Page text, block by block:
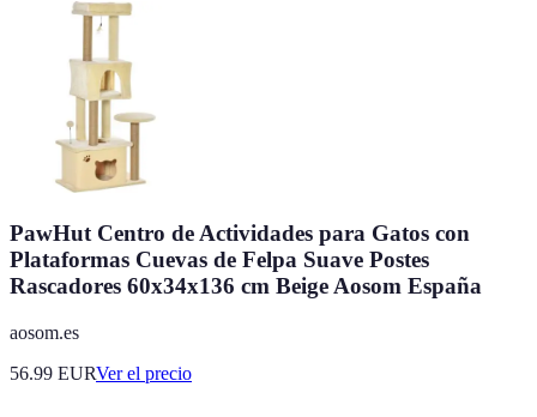
PawHut Centro de Actividades para Gatos con
Plataformas Cuevas de Felpa Suave Postes
Rascadores 60x34x136 cm Beige Aosom España
aosom.es
56.99 EURVer el precio